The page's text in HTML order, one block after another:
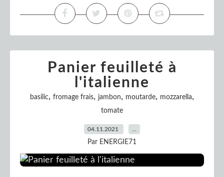
Panier feuilleté à
l'italienne
basilic, fromage frais, jambon, moutarde, mozzarella,
tomate
04.11.2021
Par ENERGIE71